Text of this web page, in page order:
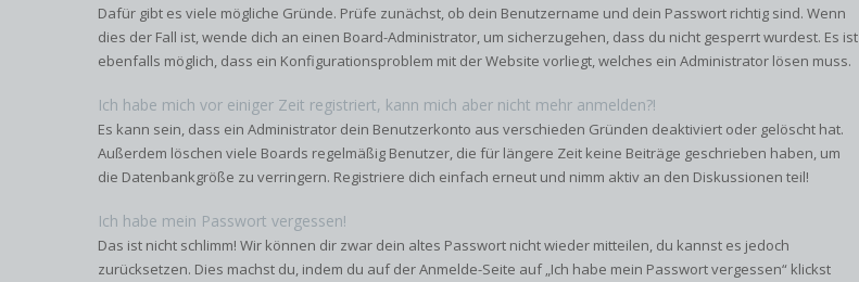
Dafür gibt es viele mögliche Gründe. Prüfe zunächst, ob dein Benutzername und dein Passwort richtig sind. Wenn
dies der Fall ist, wende dich an einen Board-Administrator, um sicherzugehen, dass du nicht gesperrt wurdest. Es ist
ebenfalls möglich, dass ein Konfigurationsproblem mit der Website vorliegt, welches ein Administrator lösen muss.
Ich habe mich vor einiger Zeit registriert, kann mich aber nicht mehr anmelden?!
Es kann sein, dass ein Administrator dein Benutzerkonto aus verschieden Gründen deaktiviert oder gelöscht hat.
Außerdem löschen viele Boards regelmäßig Benutzer, die für längere Zeit keine Beiträge geschrieben haben, um
die Datenbankgröße zu verringern. Registriere dich einfach erneut und nimm aktiv an den Diskussionen teil!
Ich habe mein Passwort vergessen!
Das ist nicht schlimm! Wir können dir zwar dein altes Passwort nicht wieder mitteilen, du kannst es jedoch
zurücksetzen. Dies machst du, indem du auf der Anmelde-Seite auf „Ich habe mein Passwort vergessen“ klickst